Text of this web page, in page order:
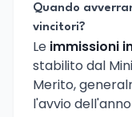
Quando
vincitori?
Le immissioni
stabilito dal
Merito,
l'avvio